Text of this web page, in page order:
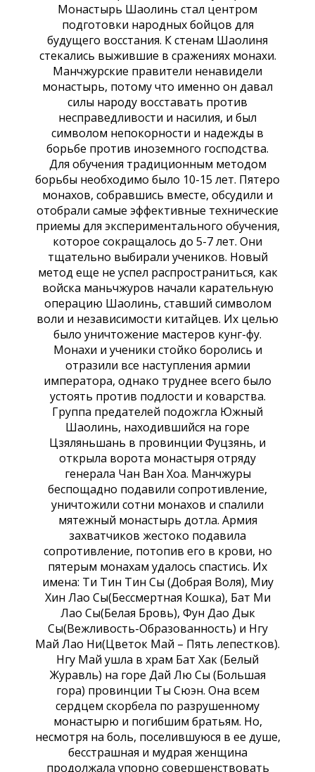
Монастырь Шаолинь стал центром
подготовки народных бойцов для
будущего восстания. К стенам Шаолиня
стекались выжившие в сражениях монахи.
Манчжурские правители ненавидели
монастырь, потому что именно он давал
силы народу восставать против
несправедливости и насилия, и был
символом непокорности и надежды в
борьбе против иноземного господства.
Для обучения традиционным методом
борьбы необходимо было 10-15 лет. Пятеро
монахов, собравшись вместе, обсудили и
отобрали самые эффективные технические
приемы для экспериментального обучения,
которое сокращалось до 5-7 лет. Они
тщательно выбирали учеников. Новый
метод еще не успел распространиться, как
войска маньчжуров начали карательную
операцию Шаолинь, ставший символом
воли и независимости китайцев. Их целью
было уничтожение мастеров кунг-фу.
Монахи и ученики стойко боролись и
отразили все наступления армии
императора, однако труднее всего было
устоять против подлости и коварства.
Группа предателей подожгла Южный
Шаолинь, находившийся на горе
Цзяляньшань в провинции Фуцзянь, и
открыла ворота монастыря отряду
генерала Чан Ван Хоа. Манчжуры
беспощадно подавили сопротивление,
уничтожили сотни монахов и спалили
мятежный монастырь дотла. Армия
захватчиков жестоко подавила
сопротивление, потопив его в крови, но
пятерым монахам удалось спастись. Их
имена: Ти Тин Тин Сы (Добрая Воля), Миу
Хин Лао Сы(Бессмертная Кошка), Бат Ми
Лао Сы(Белая Бровь), Фун Дао Дык
Сы(Вежливость-Образованность) и Нгу
Май Лао Ни(Цветок Май – Пять лепестков).
Нгу Май ушла в храм Бат Хак (Белый
Журавль) на горе Дай Лю Сы (Большая
гора) провинции Ты Сюэн. Она всем
сердцем скорбела по разрушенному
монастырю и погибшим братьям. Но,
несмотря на боль, поселившуюся в ее душе,
бесстрашная и мудрая женщина
продолжала упорно совершенствовать